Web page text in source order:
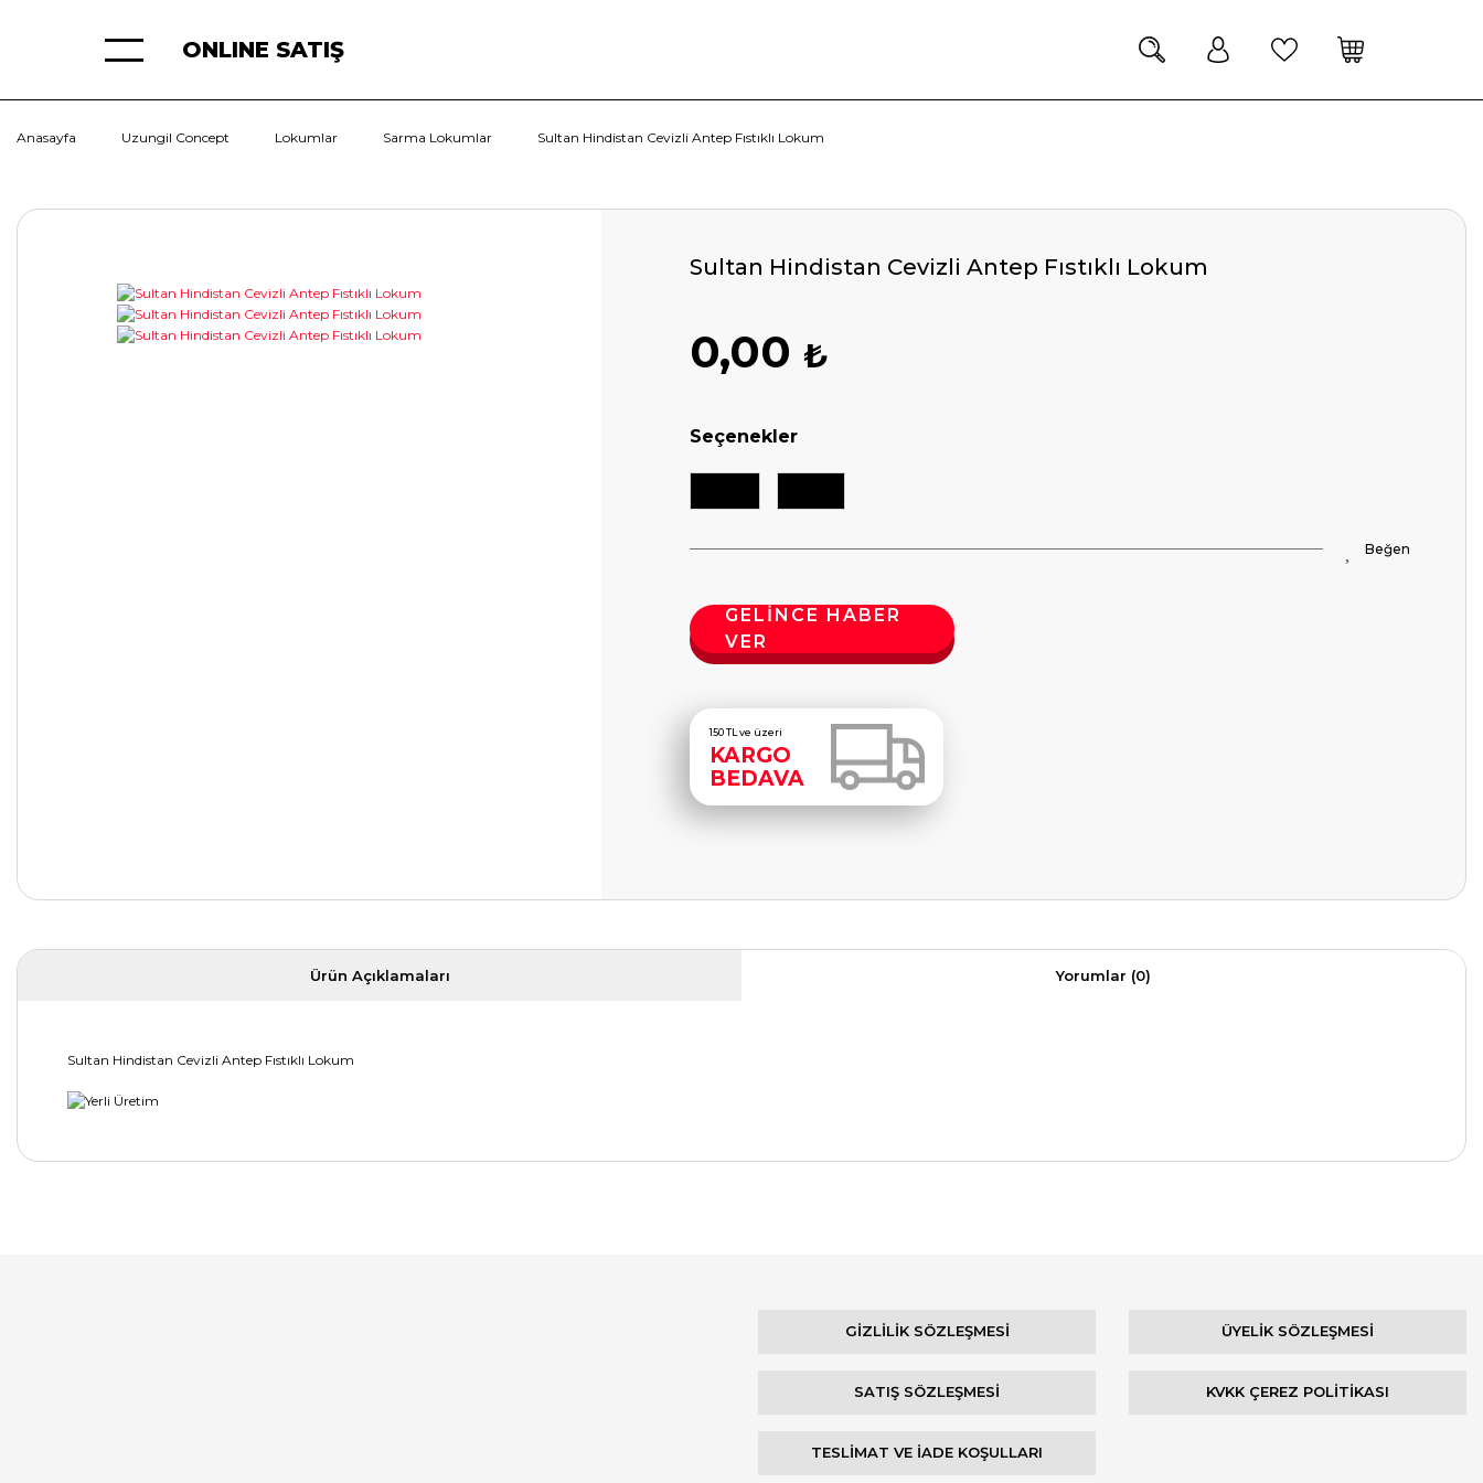
ONLINE SATIŞ
Anasayfa Uzungil Concept Lokumlar Sarma Lokumlar Sultan Hindistan Cevizli Antep Fıstıklı Lokum
Sultan Hindistan Cevizli Antep Fıstıklı Lokum
0,00₺
Seçenekler
GELİNCE HABER
VER
150 TL ve üzeri
KARGO
BEDAVA
Ürün Açıklamaları Yorumlar (0)
Sultan Hindistan Cevizli Antep Fıstıklı Lokum
GİZLİLİK SÖZLEŞMESİ ÜYELİK SÖZLEŞMESİ
SATIŞ SÖZLEŞMESİ KVKK ÇEREZ POLİTİKASI
TESLİMAT VE İADE KOŞULLARI